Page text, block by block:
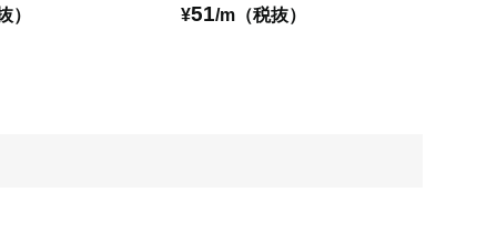
） ¥51/m（税抜）